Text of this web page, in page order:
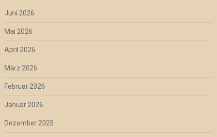
Juni 2026
Mai 2026
April 2026
März 2026
Februar 2026
Januar 2026
Dezember 2025